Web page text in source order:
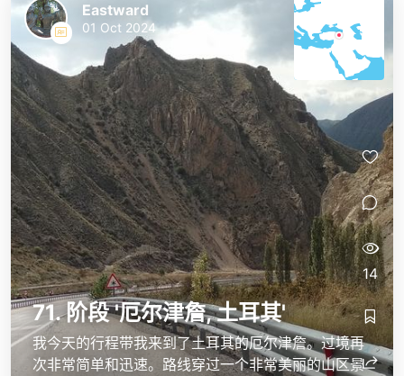
71. 阶段 '厄尔津詹, 土耳其'
我今天的行程带我来到了土耳其的厄尔津詹。过境再
次非常简单和迅速。路线穿过一个非常美丽的山区景
Eastward
01 Oct 2024
14